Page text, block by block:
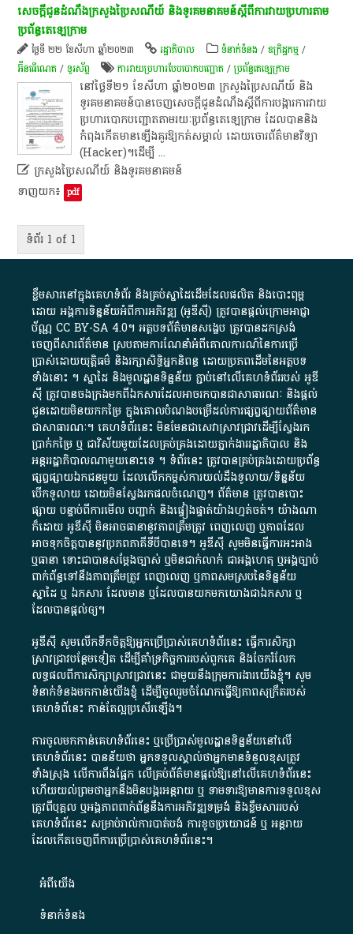
សេចក្តីជូនដំណឹង​ក្រសួង​ប្រៃសណីយ៍​ និង​ទូរគមនាគមន៍​ស្តី​ពី​ការ​វាយប្រហារ​តាម​
ប្រព័ន្ធ​តេ​ឡេ​ក្រាម​
ថ្ងៃទី ២២ ខែសីហា ឆ្នាំ២០២៣ រដ្ឋាភិបាល ទំនាក់ទំនង /ឧក្រិដ្ឋកម្ម /
អ៊ីនធើណេត /ទូរស័ព្ទ ការវាយប្រហារបែបបោកបញ្ជោត /ប្រព័ន្ធ​តេ​ឡេ​ក្រាម​
នៅ​ថ្ងៃ​ទី​២១​ ខែសីហា​ ឆ្នាំ​២០២៣​ ក្រសួង​ប្រៃសណីយ៍​ និង​
ទូរគមនាគមន៍​បាន​ចេញ​សេចក្តីជូនដំណឹង​ស្តី​ពី​ការ​បង្ការ​ការ​វាយ
ប្រហារ​បោក​បញ្ជោត​តាម​រយៈ​ប្រព័ន្ធ​តេ​ឡេ​ក្រាម​ ដែល​បាន​និង​
កំពុង​កើត​មាន​ឡើង​គួរ​ឱ្យ​កត់សម្គាល់​ ដោយ​ចោរ​ព័ត៌មានវិទ្យា​
(Hacker)​។​​ដើម្បី ...
 ក្រសួង​ប្រៃសណីយ៍​ និង​ទូរគមនាគមន៍
ទាញយក៖ pdf
ទំព័រ 1 of 1
ខ្លឹមសារ​នៅ​ក្នុង​គេហទំព័រ និង​គ្រប់​ស្នា​ដៃ​ដើម​ដែល​ផលិត​ និង​បោះពុម្ព​
ដោយ​ អង្គការ​ទិន្នន័យ​អំពី​ការអភិវឌ្ឍ​​ (អូ​ឌី​ស៊ី)​ ត្រូវ​បាន​ផ្តល់​ក្រោម​អាជ្ញា
ប័ណ្ណ​CC BY-SA 4.0។​ អត្ថបទ​ព័ត៌មាន​សង្ខេប​ ត្រូវ​បាន​ដកស្រង់​
ចេញពី​សារព័ត៌មាន ស្របតាមការ​ណែនាំ​អំពី​គោលការណ៍​នៃ​ការ​ប្រើ
ប្រាស់​ដោយ​យុត្តិធម៌​ និង​រក្សាសិទ្ធិអ្នកនិពន្ធ ដោយ​ប្រភពដើម​នៃ​​អត្ថបទ
ទាំង​នោះ​ ។​ ស្នាដៃ​ និង​មូលដ្ឋាន​ទិន្នន័យ ​ភ្ជាប់​នៅ​លើ​គេហទំព័រ​របស់​ អូ​ឌី​
ស៊ី​ ត្រូវ​បាន​ចងក្រង​មក​ពី​ឯកសារ​ដែល​អាច​រក​បានជា​សាធារណៈ​ និង​ផ្តល់​
ជូន​ដោយ​មិន​យក​កម្រៃ​ ក្នុង​គោលបំណង​បម្រើ​ដល់ការ​ផ្សព្វផ្សាយ​ព័ត៌មាន​
ជា​សាធារណៈ​។​ គេហទំព័រ​នេះ​ មិនមែន​ជា​សេវា​ស្រាវជ្រាវ​ដើម្បី​ស្វែងរក
ប្រាក់​កម្រៃ​ ឬ​ ជា​វិស័យ​មួយ​ដែល​គ្រប់គ្រង​ដោយ​ភ្នាក់ងារ​រដ្ឋាភិបាល​ និង ​
អន្តររដ្ឋាភិបាល​ណាមួយ​នោះ​ទេ ​។​ ទំព័រ​នេះ​ ត្រូវ​បាន​គ្រប់គ្រង​ដោយ​ប្រព័ន្ធ​
ផ្សព្វផ្សាយ​ឯកជន​មួយ​ ដែល​លើកកម្ពស់​ការ​យល់​ដឹង​ទូលាយ​/​ទិន្នន័យ​
បើក​ទូលាយ​ ដោយ​មិនស្វែង​រក​ផល​ចំណេញ​។​ ព័ត៌មាន​ ត្រូវ​បាន​បោះ
ផ្សាយ​ បន្ទាប់​ពី​ការ​មើល​ បញ្ជាក់​ និង​ផ្ទៀងផ្ទាត់​យ៉ាង​ហ្មត់ចត់​។​ យ៉ាងណា​
ក៏​ដោយ​ អូ​ឌី​ស៊ី​ មិន​អាច​ធានា​នូវ​ភាព​ត្រឹមត្រូវ​ ពេញលេញ​ ឬ​ភាព​ដែល​
អាច​ទុកចិត្ត​បាននូវ​ប្រភព​ភាគី​ទី​បី​បាន​ទេ​។​ អូ​ឌី​ស៊ី​ សូម​មិន​ធ្វើការ​អះអាង​
ឬ​ធានា​ ទោះជា​បាន​សម្តែង​ច្បាស់​ ឬ​មិន​ជាក់លាក់​ ជា​អង្គហេតុ​ ឬ​អង្គច្បាប់​
ពាក់ព័ន្ធ​ទៅ​នឹង​ភាព​ត្រឹមត្រូវ​ ពេញលេញ​ ឬ​ភាព​សម​ស្រប​នៃ​ទិន្នន័យ​
ស្នាដៃ​ ឬ​ ឯកសារ​ ដែល​មាន​ ឬ​ដែល​បាន​យក​មក​យោង​ជា​ឯកសារ​ ឬ​
ដែល​បាន​ផ្តល់​ឲ្យ​។
អូឌីស៊ី សូមលើកទឹកចិត្តឱ្យអ្នកប្រើប្រាស់គេហទំព័រនេះ ធ្វើការសិក្សា
ស្រាវជ្រាវបន្ថែមទៀត ដើម្បីគាំទ្រកិច្ចការ​របស់ពួកគេ និងចែករំលែក
លទ្ធផលពីការសិក្សាស្រាវជ្រាវនេះ ជាមួយនឹងក្រុមការងារយើងខ្ញុំ។ សូម
ទំនាក់ទំនងមកកាន់យើងខ្ញុំ ដើម្បីចូលរួមចំណែកធ្វើឱ្យភាពសុក្រឹតរបស់
គេហទំព័នេះ កាន់តែល្អប្រសើរឡើង។
ការចូលមកកាន់គេហទំព័រនេះ ឬប្រើប្រាស់មូលដ្ឋានទិន្នន័យនៅលើ
គេហទំព័រនេះ បានន័យថា អ្នកទទួលស្គាល់ថាអ្នកមានទំនួលខុសត្រូវ
ទាំងស្រុង លើការពឹងផ្អែក លើគ្រប់ព័ត៌មានផ្តល់ឱ្យនៅលើគេហទំព័រនេះ
ហើយយល់ព្រមថាអ្នកនឹងមិនបង្ករអន្តរាយ ឬ ទាមទារ​ឱ្យមានការទទួលខុស​
ត្រូវពីបុគ្គល ឬអង្គភាពពាក់ព័ន្ធនឹងការអភិវឌ្ឍទម្រង់ និងខ្លឹមសាររបស់
គេហទំព័រនេះ សម្រាប់រាល់ការបាត់បង់ ការខូចប្រយោជន៍ ឬ អន្តរាយ
ដែលកើតចេញពីការប្រើប្រាស់គេហទំព័រនេះ។
អំពី​យើង​
ទំនាក់ទំនង